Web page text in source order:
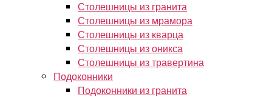
Столешницы из гранита
Столешницы из мрамора
Столешницы из кварца
Столешницы из оникса
Столешницы из травертина
Подоконники
Подоконники из гранита